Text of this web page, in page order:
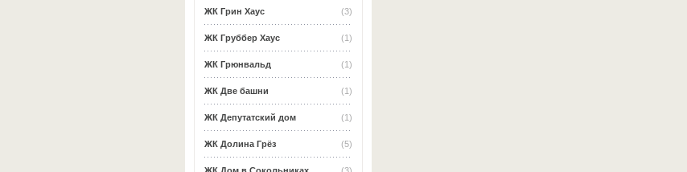
(3)
ЖК Грин Хаус
(1)
ЖК Груббер Хаус
(1)
ЖК Грюнвальд
(1)
ЖК Две башни
(1)
ЖК Депутатский дом
(5)
ЖК Долина Грёз